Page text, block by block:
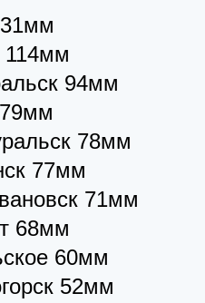
94мм
78мм
77мм
71мм
68мм
60мм
52мм